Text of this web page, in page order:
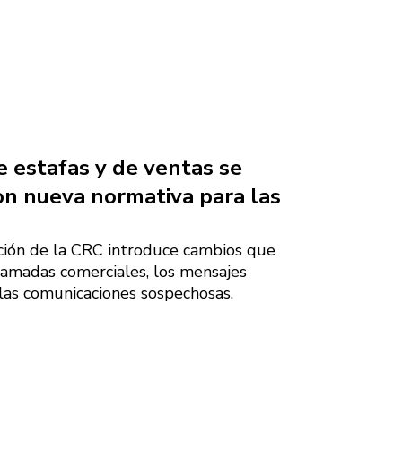
estafas y de ventas se
nueva normativa para las
de la CRC introduce cambios que
comerciales, los mensajes
comunicaciones sospechosas.